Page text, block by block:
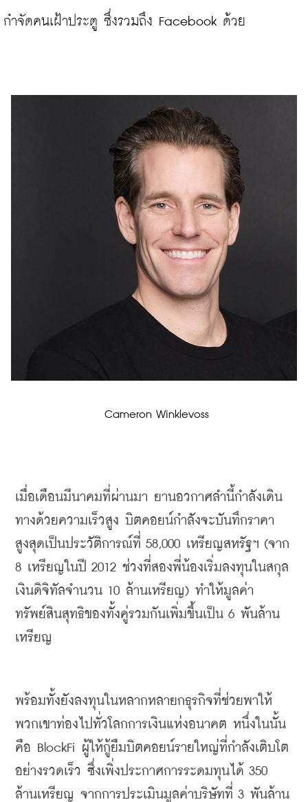
กำจัดคนเฝ้าประตู ซึ่งรวมถึง Facebook ด้วย
Cameron Winklevoss
เมื่อเดือนมีนาคมที่ผ่านมา ยานอวกาศลำนี้กำลังเดิน
ทางด้วยความเร็วสูง บิตคอยน์กำลังจะบันทึกราคา
สูงสุดเป็นประวัติการณ์ที่ 58,000 เหรียญสหรัฐฯ (จาก
8 เหรียญในปี 2012 ช่วงที่สองพี่น้องเริ่มลงทุนในสกุล
เงินดิจิทัลจำนวน 10 ล้านเหรียญ) ทำให้มูลค่า
ทรัพย์สินสุทธิของทั้งคู่รวมกันเพิ่มขึ้นเป็น 6 พันล้าน
เหรียญ
พร้อมทั้งยังลงทุนในหลากหลายกธุรกิจที่ช่วยพาให้
พวกเขาท่องไปทั่วโลกการเงินแห่งอนาคต หนึ่งในนั้น
คือ BlockFi ผู้ให้กู้ยืมบิตคอยน์รายใหญ่ที่กำลังเติบโต
อย่างรวดเร็ว ซึ่งเพิ่งประกาศการระดมทุนได้ 350
ล้านเหรียญ จากการประเมินมูลค่าบริษัทที่ 3 พันล้าน